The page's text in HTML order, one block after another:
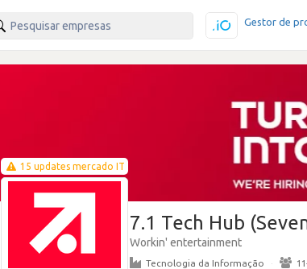
Gestor de
15 updates mercado IT
7.1 Tech Hub
Workin' entertainment
Tecnologia da Informação ·